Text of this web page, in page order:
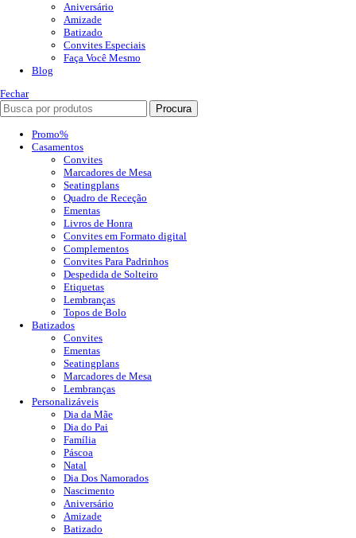
Aniversário
Amizade
Batizado
Convites Especiais
Faça Você Mesmo
Blog
Fechar
Procura
Promo%
Casamentos
Convites
Marcadores de Mesa
Seatingplans
Quadro de Receção
Ementas
Livros de Honra
Convites em Formato digital
Complementos
Convites Para Padrinhos
Despedida de Solteiro
Etiquetas
Lembranças
Topos de Bolo
Batizados
Convites
Ementas
Seatingplans
Marcadores de Mesa
Lembranças
Personalizáveis
Dia da Mãe
Dia do Pai
Família
Páscoa
Natal
Dia Dos Namorados
Nascimento
Aniversário
Amizade
Batizado